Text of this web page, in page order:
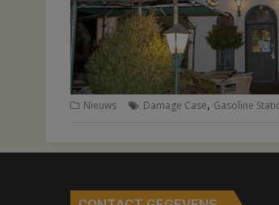
Nieuws Damage Case, Gasoline